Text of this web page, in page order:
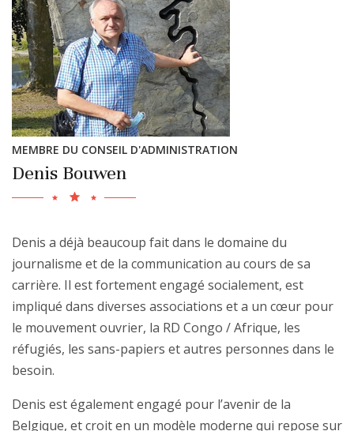
MEMBRE DU CONSEIL D'ADMINISTRATION
Denis Bouwen
Denis a déjà beaucoup fait dans le domaine du
journalisme et de la communication au cours de sa
carrière. Il est fortement engagé socialement, est
impliqué dans diverses associations et a un cœur pour
le mouvement ouvrier, la RD Congo / Afrique, les
réfugiés, les sans-papiers et autres personnes dans le
besoin.
Denis est également engagé pour l’avenir de la
Belgique, et croit en un modèle moderne qui repose sur